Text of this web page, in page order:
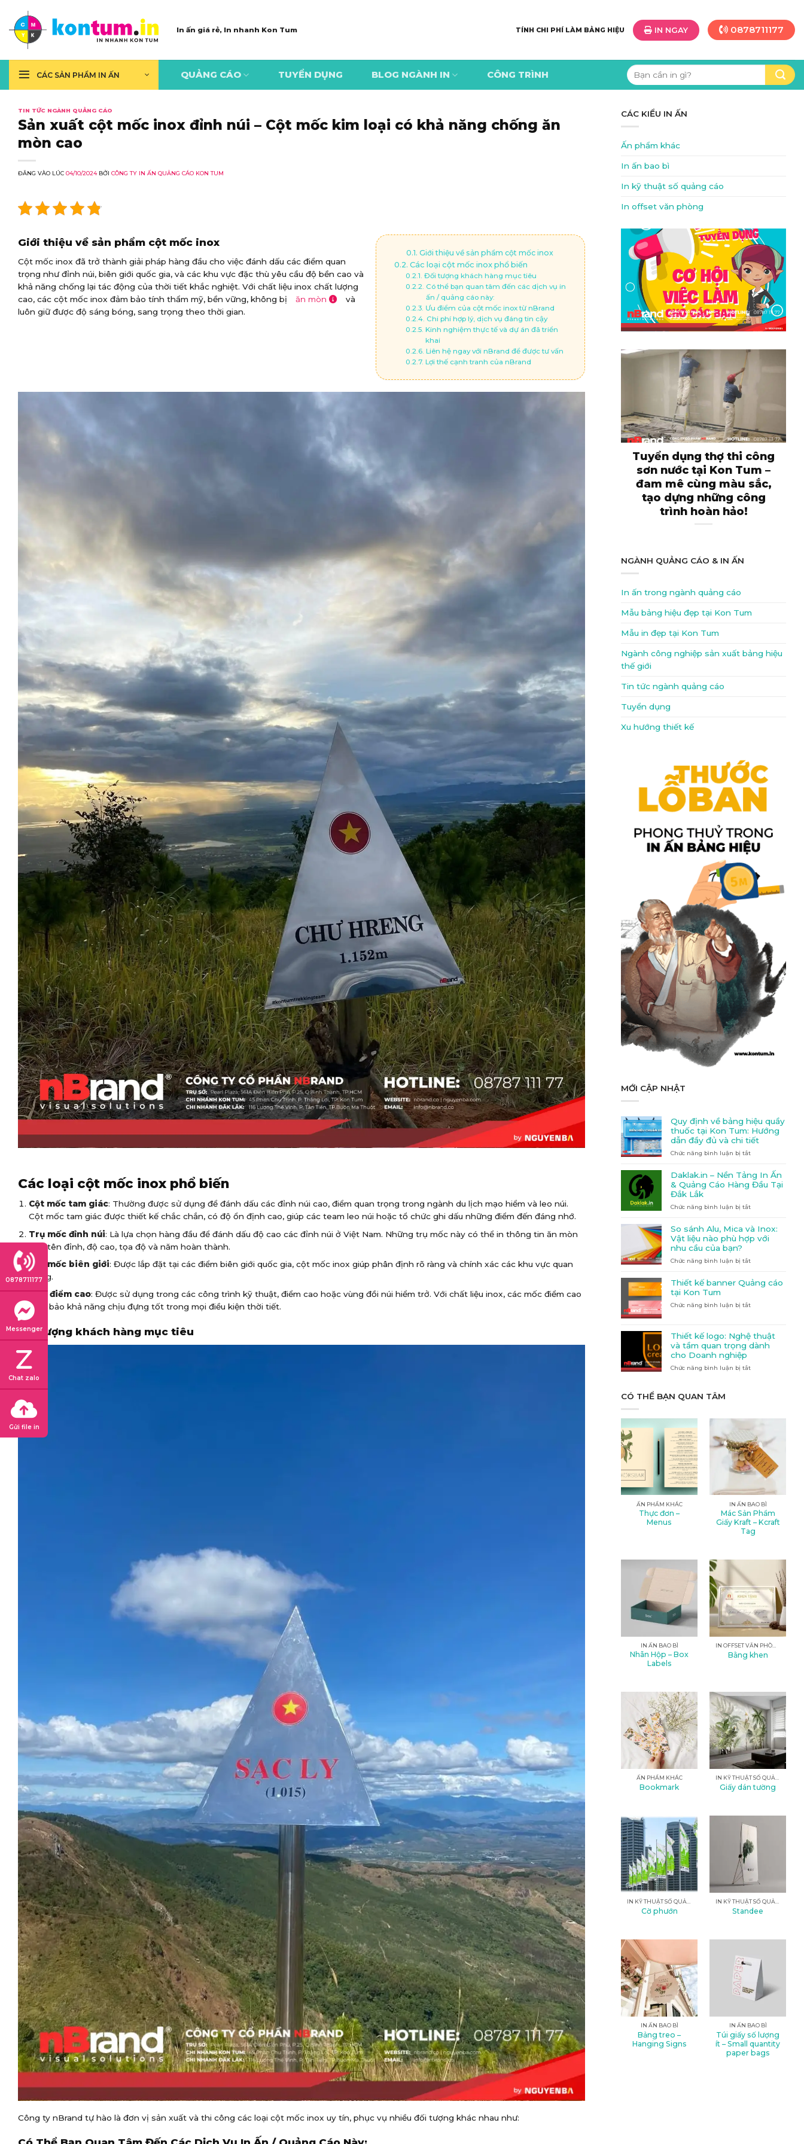
content
In ấn giá rẻ, In nhanh Kon Tum TÍNH CHI PHÍ LÀM BẢNG HIỆU IN NGAY 0878711177
CÁC SẢN PHẨM IN ẤN QUẢNG CÁO TUYỂN DỤNG BLOG NGÀNH IN CÔNG TRÌNH
Tìm
kiếm:
TIN TỨC NGÀNH QUẢNG CÁO
Sản xuất cột mốc inox đỉnh núi – Cột mốc kim loại có khả năng chống ăn
mòn cao
ĐĂNG VÀO LÚC 04/10/2024BỞI CÔNG TY IN ẤN QUẢNG CÁO KON TUM
Giới thiệu về sản phẩm cột mốc inox
Các loại cột mốc inox phổ biến
Đối tượng khách hàng mục tiêu
Có thể bạn quan tâm đến các dịch vụ in
ấn / quảng cáo này:
Ưu điểm của cột mốc inox từ nBrand
Chi phí hợp lý, dịch vụ đáng tin cậy
Kinh nghiệm thực tế và dự án đã triển
khai
Liên hệ ngay với nBrand để được tư vấn
Lợi thế cạnh tranh của nBrand
Giới thiệu về sản phẩm cột mốc inox
Cột mốc inox đã trở thành giải pháp hàng đầu cho việc đánh dấu các điểm quan
trọng như đỉnh núi, biên giới quốc gia, và các khu vực đặc thù yêu cầu độ bền cao và
khả năng chống lại tác động của thời tiết khắc nghiệt. Với chất liệu inox chất lượng
cao, các cột mốc inox đảm bảo tính thẩm mỹ, bền vững, không bị
ăn mòn
và
luôn giữ được độ sáng bóng, sang trọng theo thời gian.
Các loại cột mốc inox phổ biến
Cột mốc tam giác: Thường được sử dụng để đánh dấu các đỉnh núi cao, điểm quan trọng trong ngành du lịch mạo hiểm và leo núi.
Cột mốc tam giác được thiết kế chắc chắn, có độ ổn định cao, giúp các team leo núi hoặc tổ chức ghi dấu những điểm đến đáng nhớ.
Trụ mốc đỉnh núi: Là lựa chọn hàng đầu để đánh dấu độ cao các đỉnh núi ở Việt Nam. Những trụ mốc này có thể in thông tin ăn mòn
như tên đỉnh, độ cao, tọa độ và năm hoàn thành.
Trụ mốc biên giới: Được lắp đặt tại các điểm biên giới quốc gia, cột mốc inox giúp phân định rõ ràng và chính xác các khu vực quan
trọng.
Mốc điểm cao: Được sử dụng trong các công trình kỹ thuật, điểm cao hoặc vùng đồi núi hiểm trở. Với chất liệu inox, các mốc điểm cao
đảm bảo khả năng chịu đựng tốt trong mọi điều kiện thời tiết.
Đối tượng khách hàng mục tiêu
Công ty nBrand tự hào là đơn vị sản xuất và thi công các loại cột mốc inox uy tín, phục vụ nhiều đối tượng khác nhau như:
CÁC KIỂU IN ẤN
Ấn phẩm khác
In ấn bao bì
In kỹ thuật số quảng cáo
In offset văn phòng
Tuyển dụng thợ thi công
sơn nước tại Kon Tum –
đam mê cùng màu sắc,
tạo dựng những công
trình hoàn hảo!
NGÀNH QUẢNG CÁO & IN ẤN
In ấn trong ngành quảng cáo
Mẫu bảng hiệu đẹp tại Kon Tum
Mẫu in đẹp tại Kon Tum
Ngành công nghiệp sản xuất bảng hiệu
thế giới
Tin tức ngành quảng cáo
Tuyển dụng
Xu hướng thiết kế
MỚI CẬP NHẬT
Quy định về bảng hiệu quầy
thuốc tại Kon Tum: Hướng
dẫn đầy đủ và chi tiết
Chức năng bình luận bị tắt
về
bảng
tại
Kon
Tum:
đủ
và
Daklak.in – Nền Tảng In Ấn
& Quảng Cáo Hàng Đầu Tại
Đắk Lắk
Chức năng bình luận bị tắt
–
Nền
Tảng
Quảng
Cáo
Lắk
So sánh Alu, Mica và Inox:
Vật liệu nào phù hợp với
nhu cầu của bạn?
Chức năng bình luận bị tắt
sánh
Alu,
liệu
nào
phù
Thiết kế banner Quảng cáo
tại Kon Tum
Chức năng bình luận bị tắt
banner
Quảng
cáo
Thiết kế logo: Nghệ thuật
và tầm quan trọng dành
cho Doanh nghiệp
Chức năng bình luận bị tắt
quan
trọng
dành
cho
Doanh
CÓ THỂ BẠN QUAN TÂM
ẤN PHẨM KHÁC
Thực đơn –
Menus
IN ẤN BAO BÌ
Mác Sản Phẩm
Giấy Kraft – Kcraft
Tag
IN ẤN BAO BÌ
Nhãn Hộp – Box
Labels
IN OFFSET VĂN PHÒNG
Bằng khen
ẤN PHẨM KHÁC
Bookmark
IN KỸ THUẬT SỐ QUẢNG CÁO
Giấy dán tường
IN KỸ THUẬT SỐ QUẢNG CÁO
Cờ phướn
IN KỸ THUẬT SỐ QUẢNG CÁO
Standee
IN ẤN BAO BÌ
Bảng treo –
Hanging Signs
IN ẤN BAO BÌ
Túi giấy số lượng
ít – Small quantity
paper bags
0878711177
Messenger
Chat zalo
Gửi file in